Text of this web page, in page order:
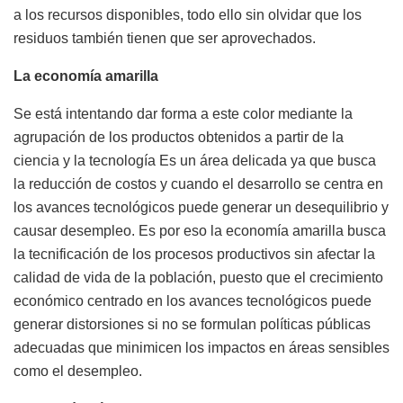
a los recursos disponibles, todo ello sin olvidar que los
residuos también tienen que ser aprovechados.
La economía amarilla
Se está intentando dar forma a este color mediante la
agrupación de los productos obtenidos a partir de la
ciencia y la tecnología Es un área delicada ya que busca
la reducción de costos y cuando el desarrollo se centra en
los avances tecnológicos puede generar un desequilibrio y
causar desempleo. Es por eso la economía amarilla busca
la tecnificación de los procesos productivos sin afectar la
calidad de vida de la población, puesto que el crecimiento
económico centrado en los avances tecnológicos puede
generar distorsiones si no se formulan políticas públicas
adecuadas que minimicen los impactos en áreas sensibles
como el desempleo.